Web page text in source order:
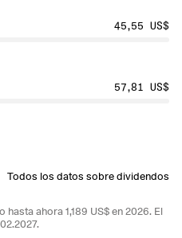
Todos los datos sobre dividendos
ahora 1,189 US$ en 2026. El
45,55 US$
57,81 US$